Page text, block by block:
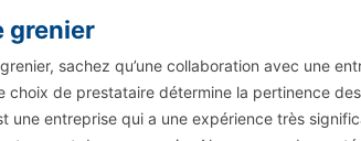
grenier
sachez qu’une collaboration avec une
de prestataire détermine la pertinence
une entreprise qui a une expérience très